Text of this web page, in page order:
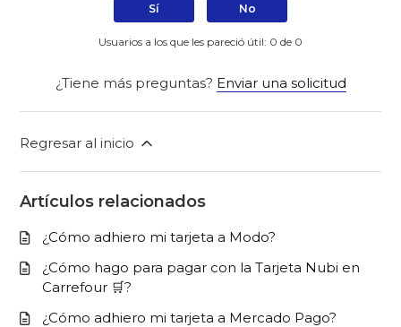
Sí No
Usuarios a los que les pareció útil: 0 de 0
¿Tiene más preguntas? Enviar una solicitud
Regresar al inicio
Artículos relacionados
¿Cómo adhiero mi tarjeta a Modo?
¿Cómo hago para pagar con la Tarjeta Nubi en
Carrefour 🛒?
¿Cómo adhiero mi tarjeta a Mercado Pago?